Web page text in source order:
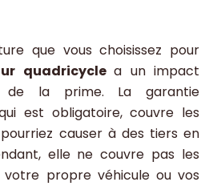
que vous choisissez pour
quadricycle a un impact
la prime. La garantie
est obligatoire, couvre les
causer à des tiers en
elle ne couvre pas les
propre véhicule ou vos